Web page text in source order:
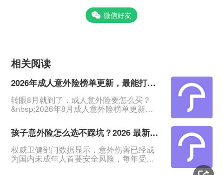
微信好友
相关阅读
2026年成人意外险榜单更新，最能打的2款来了
转眼8月就到了，成人意外险要怎么买？
&nbsp;2026年8月成人意外险榜单更新
业人群，中老年、高危职业都能买。
&nbsp;其中两款长期霸榜，性价比超能
打。准备入手意外险的快给自己和家人收
藏起来。
&nbsp;&nbsp;&nbsp;&nbsp;&nbsp;一、普
孩子意外险怎么选不踩坑？2026 最新榜单一文看懂
权威卫健部门数据显示，意外伤害已经成
为国内未成年人首要安全风险，每年受伤